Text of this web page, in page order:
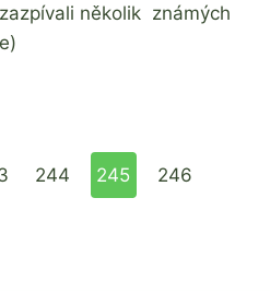
několik známých
244 245 246